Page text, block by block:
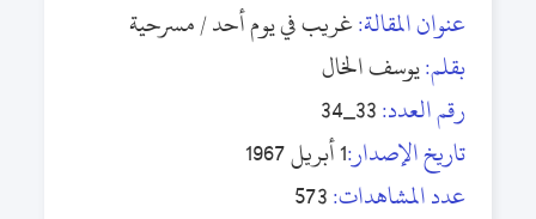
عنوان المقالة:غريب في يوم أحد / مسرحية
بقلم:يوسف الخال
رقم العدد:33_34
تاريخ الإصدار:1 أبريل 1967
عدد المشاهدات:573